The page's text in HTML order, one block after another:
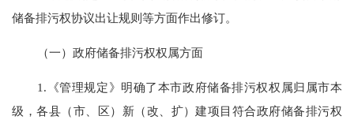
储备排污权协议出让规则等方面作出修订。
（一）政府储备排污权权属方面
1.《管理规定》明确了本市政府储备排污权权属归属市本
级，各县（市、区）新（改、扩）建项目符合政府储备排污权